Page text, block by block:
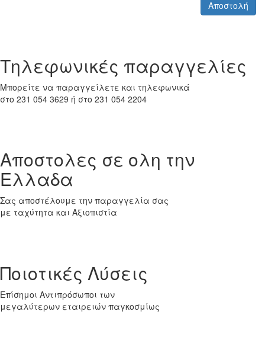
Tηλεφωνικές παραγγελίες
Μπορείτε να παραγγείλετε και τηλεφωνικά
στο 231 054 3629 ή στο 231 054 2204
Αποστολες σε ολη την
Ελλαδα
Σας αποστέλουμε την παραγγελία σας
με ταχύτητα και Αξιοπιστία
Ποιοτικές Λύσεις
Επίσημοι Αντιπρόσωποι των
μεγαλύτερων εταιρειών παγκοσμίως